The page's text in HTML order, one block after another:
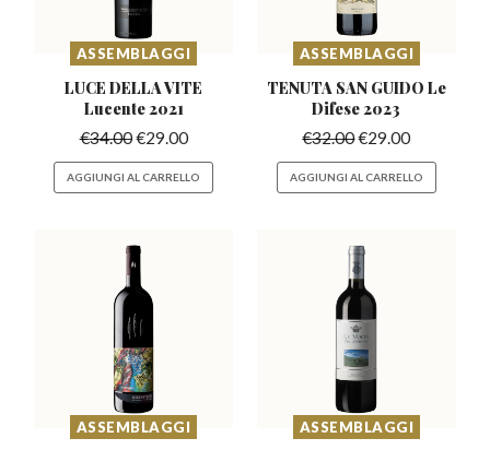
ASSEMBLAGGI
LUCE DELLA VITE
Lucente 2021
€34.00€29.00
AGGIUNGI AL CARRELLO
ASSEMBLAGGI
TENUTA SAN GUIDO Le
Difese 2023
€32.00€29.00
AGGIUNGI AL CARRELLO
ASSEMBLAGGI ASSEMBLAGGI